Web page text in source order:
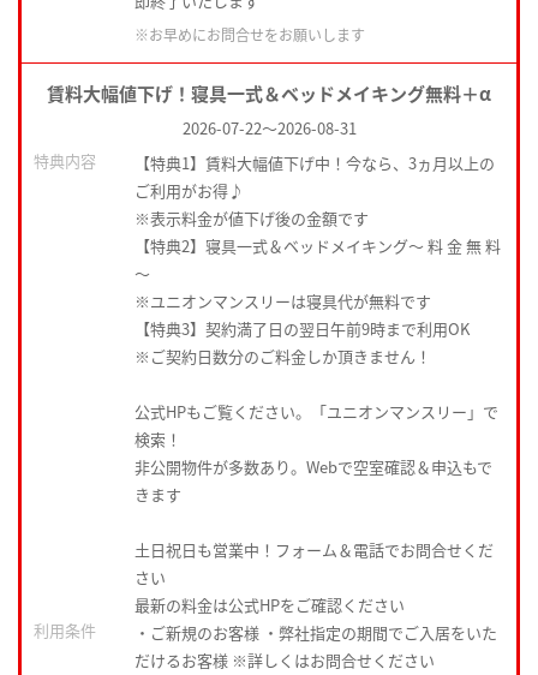
※お早めにお問合せをお願いします
賃料大幅値下げ！寝具一式＆ベッドメイキング無料＋α
2026-07-22～2026-08-31
特典内容
【特典1】賃料大幅値下げ中！今なら、3ヵ月以上の
ご利用がお得♪
※表示料金が値下げ後の金額です
【特典2】寝具一式＆ベッドメイキング〜 料 金 無 料
〜
※ユニオンマンスリーは寝具代が無料です
【特典3】契約満了日の翌日午前9時まで利用OK
※ご契約日数分のご料金しか頂きません！
公式HPもご覧ください。「ユニオンマンスリー」で
検索！
非公開物件が多数あり。Webで空室確認＆申込もで
きます
土日祝日も営業中！フォーム＆電話でお問合せくだ
さい
最新の料金は公式HPをご確認ください
利用条件
・ご新規のお客様 ・弊社指定の期間でご入居をいた
だけるお客様 ※詳しくはお問合せください